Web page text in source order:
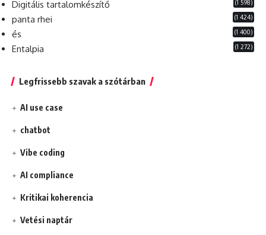
Digitális tartalomkészítő (1 598)
panta rhei (1 424)
és (1 400)
Entalpia (1 272)
Legfrissebb szavak a szótárban
AI use case
chatbot
Vibe coding
AI compliance
Kritikai koherencia
Vetési naptár